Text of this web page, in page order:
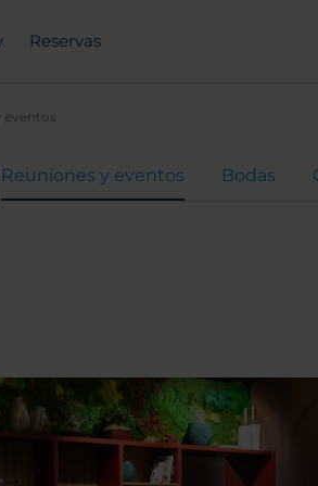
Reservas
eventos
Reuniones y eventos Bodas